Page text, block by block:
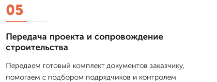
05
Передача проекта и сопровождение
строительства
Передаем готовый комплект документов заказчику,
помогаем с подбором подрядчиков и контролем